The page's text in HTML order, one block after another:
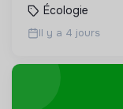
Écologie
Il y a 4 jours